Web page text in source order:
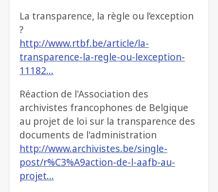
La transparence, la règle ou l’exception
?
http://www.rtbf.be/article/la-
transparence-la-regle-ou-lexception-
11182…
Réaction de l'Association des
archivistes francophones de Belgique
au projet de loi sur la transparence des
documents de l'administration
http://www.archivistes.be/single-
post/r%C3%A9action-de-l-aafb-au-
projet…